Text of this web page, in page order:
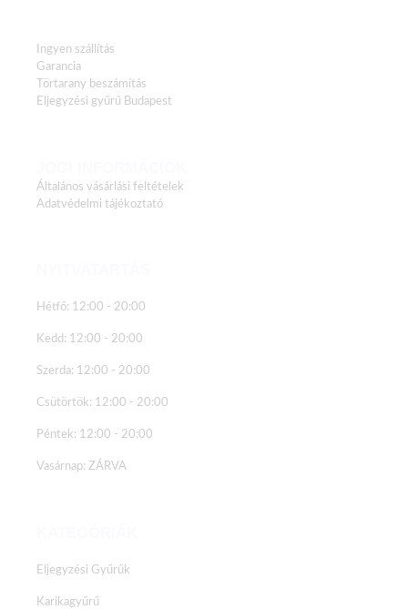
Ingyen szállítás
Garancia
Törtarany beszámítás
Eljegyzési gyűrű Budapest
Általános vásárlási feltételek
Adatvédelmi tájékoztató
Hétfő: 12:00 - 20:00
Kedd: 12:00 - 20:00
Szerda: 12:00 - 20:00
Csütörtök: 12:00 - 20:00
Péntek: 12:00 - 20:00
Vasárnap: ZÁRVA
Eljegyzési Gyűrűk
Karikagyűrű